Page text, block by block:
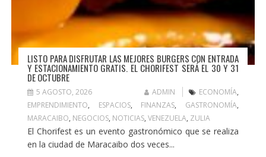
LISTO PARA DISFRUTAR LAS MEJORES BURGERS CON ENTRADA
Y ESTACIONAMIENTO GRATIS. EL CHORIFEST SERÁ EL 30 Y 31
DE OCTUBRE
5 AGOSTO, 2026 ADMIN ECONOMÍA,
EMPRENDIMIENTO, ESPACIOS, FINANZAS, GASTRONOMÍA,
MARACAIBO, NEGOCIOS, NOTICIAS, VENEZUELA, ZULIA
El Chorifest es un evento gastronómico que se realiza
en la ciudad de Maracaibo dos veces...